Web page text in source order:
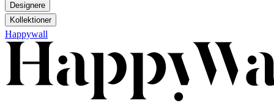
Designere
Kollektioner
Happywall